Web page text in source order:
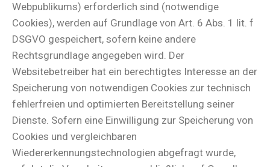
Webpublikums) erforderlich sind (notwendige
Cookies), werden auf Grundlage von Art. 6 Abs. 1 lit. f
DSGVO gespeichert, sofern keine andere
Rechtsgrundlage angegeben wird. Der
Websitebetreiber hat ein berechtigtes Interesse an der
Speicherung von notwendigen Cookies zur technisch
fehlerfreien und optimierten Bereitstellung seiner
Dienste. Sofern eine Einwilligung zur Speicherung von
Cookies und vergleichbaren
Wiedererkennungstechnologien abgefragt wurde,